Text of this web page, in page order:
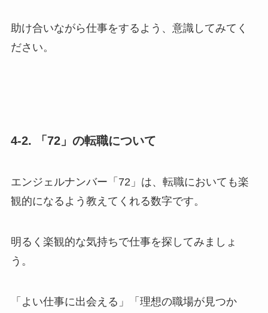
助け合いながら仕事をするよう、意識してみてく
ださい。
4-2. 「72」の転職について
エンジェルナンバー「72」は、転職においても楽
観的になるよう教えてくれる数字です。
明るく楽観的な気持ちで仕事を探してみましょ
う。
「よい仕事に出会える」「理想の職場が見つか